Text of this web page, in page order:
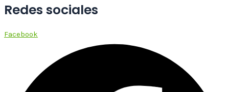
Redes sociales
Facebook